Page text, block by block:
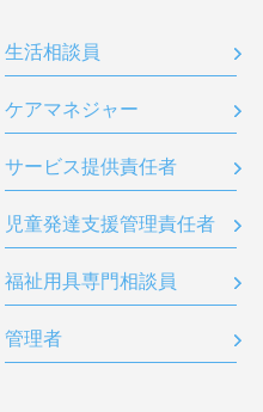
生活相談員
ケアマネジャー
サービス提供責任者
児童発達支援管理責任者
福祉用具専門相談員
管理者